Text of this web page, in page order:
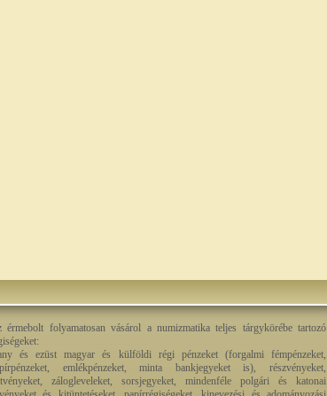
érmebolt folyamatosan vásárol a numizmatika teljes tárgykörébe tartozó
és ezüst magyar és külföldi régi pénzeket (forgalmi fémpénzeket,
emlékpénzeket, minta bankjegyeket is), részvényeket,
zálogleveleket, sorsjegyeket, mindenféle polgári és katonai